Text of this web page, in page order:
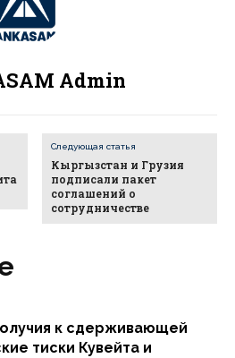
к сдерживающей
тиски Кувейта и
Admin
Следующая статья
Кыргызстан и Грузия
подписали пакет
соглашений о
сотрудничестве